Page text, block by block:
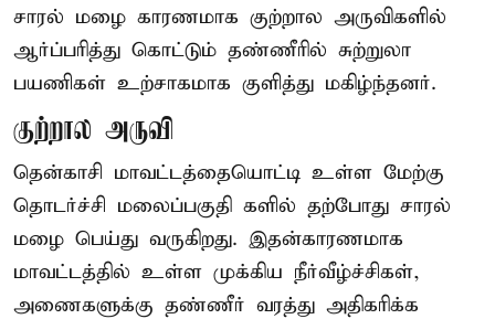
சாரல் மழை காரணமாக குற்றால அருவிகளில்
ஆர்ப்பரித்து கொட்டும் தண்ணீரில் சுற்றுலா
பயணிகள் உற்சாகமாக குளித்து மகிழ்ந்தனர்.
குற்றால அருவி
தென்காசி மாவட்டத்தையொட்டி உள்ள மேற்கு
தொடர்ச்சி மலைப்பகுதி களில் தற்போது சாரல்
மழை பெய்து வருகிறது. இதன்காரணமாக
மாவட்டத்தில் உள்ள முக்கிய நீர்வீழ்ச்சிகள்,
அணைகளுக்கு தண்ணீர் வரத்து அதிகரிக்க